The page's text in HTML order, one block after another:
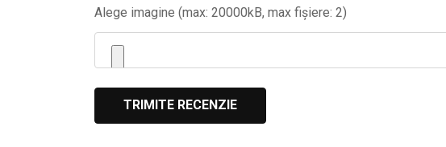
Alege imagine (max: 20000kB, max fișiere: 2)